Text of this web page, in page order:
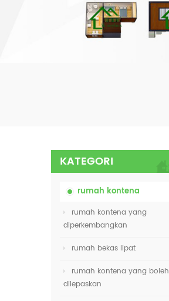
KATEGORI
rumah kontena
rumah kontena yang
diperkembangkan
rumah bekas lipat
rumah kontena yang boleh
dilepaskan